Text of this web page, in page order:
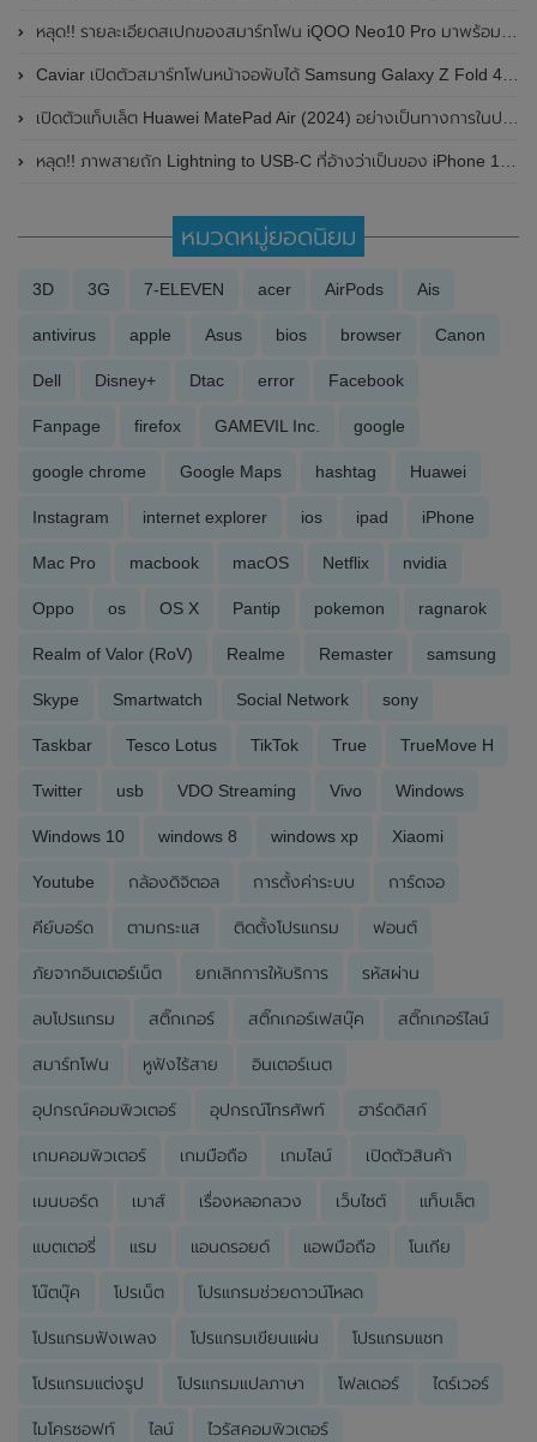
หลุด!! รายละเอียดสเปกของสมาร์ทโฟน iQOO Neo10 Pro มาพร้อมหน้าจอแสดงผล 1.5K , กล้องหลัง ความละเอียด 50MP และใช้ชิปเซ็ต Qualcomm Snapdragon 8 Gen 3
Caviar เปิดตัวสมาร์ทโฟนหน้าจอพับได้ Samsung Galaxy Z Fold 4 รุ่นเวอร์ชั่นพิเศษ Heralds of the Galaxy ที่ใช้วัสดุพรีเมี่ยม หรูหรา ดูแพง ในราคาเริ่มต้นที่ 33x,xxx บาท
เปิดตัวแท็บเล็ต Huawei MatePad Air (2024) อย่างเป็นทางการในประเทศจีน
หลุด!! ภาพสายถัก Lightning to USB-C ที่อ้างว่าเป็นของ iPhone 12 โชว์ให้เห็นกันแบบชัดๆ
หมวดหมู่ยอดนิยม
3D 3G 7-ELEVEN acer AirPods Ais
antivirus apple Asus bios browser Canon
Dell Disney+ Dtac error Facebook
Fanpage firefox GAMEVIL Inc. google
google chrome Google Maps hashtag Huawei
Instagram internet explorer ios ipad iPhone
Mac Pro macbook macOS Netflix nvidia
Oppo os OS X Pantip pokemon ragnarok
Realm of Valor (RoV) Realme Remaster samsung
Skype Smartwatch Social Network sony
Taskbar Tesco Lotus TikTok True TrueMove H
Twitter usb VDO Streaming Vivo Windows
Windows 10 windows 8 windows xp Xiaomi
Youtube กล้องดิจิตอล การตั้งค่าระบบ การ์ดจอ
คีย์บอร์ด ตามกระแส ติดตั้งโปรแกรม ฟอนต์
ภัยจากอินเตอร์เน็ต ยกเลิกการให้บริการ รหัสผ่าน
ลบโปรแกรม สติ๊กเกอร์ สติ๊กเกอร์เฟสบุ๊ค สติ๊กเกอร์ไลน์
สมาร์ทโฟน หูฟังไร้สาย อินเตอร์เนต
อุปกรณ์คอมพิวเตอร์ อุปกรณ์โทรศัพท์ ฮาร์ดดิสก์
เกมคอมพิวเตอร์ เกมมือถือ เกมไลน์ เปิดตัวสินค้า
เมนบอร์ด เมาส์ เรื่องหลอกลวง เว็บไซต์ แท็บเล็ต
แบตเตอรี่ แรม แอนดรอยด์ แอพมือถือ โนเกีย
โน๊ตบุ๊ค โปรเน็ต โปรแกรมช่วยดาวน์โหลด
โปรแกรมฟังเพลง โปรแกรมเขียนแผ่น โปรแกรมแชท
โปรแกรมแต่งรูป โปรแกรมแปลภาษา โฟลเดอร์ ไดร์เวอร์
ไมโครซอฟท์ ไลน์ ไวรัสคอมพิวเตอร์